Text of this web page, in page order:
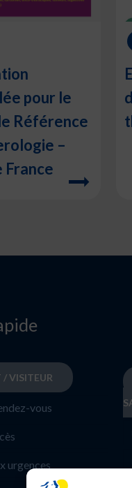
pour le
Référence
–
France
/ VISITEUR
vous
urgences